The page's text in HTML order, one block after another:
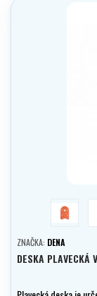
červená
ZNAČKA: DENA
DESKA